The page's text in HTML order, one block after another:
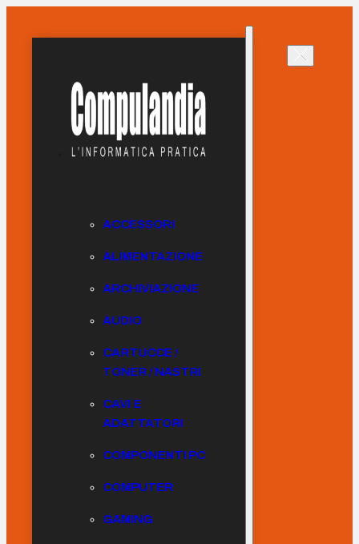
ACCESSORI
ALIMENTAZIONE
ARCHIVIAZIONE
AUDIO
CARTUCCE /
TONER / NASTRI
CAVI E
ADATTATORI
COMPONENTI PC
COMPUTER
GAMING